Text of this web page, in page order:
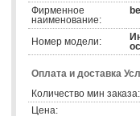
Фирменное
наименование:
Номер модели:
Оплата и доставка
Количество мин заказа:
Цена: